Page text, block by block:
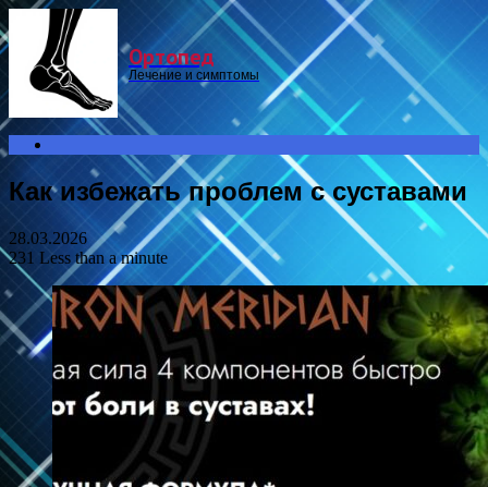
Ортопед
Лечение и симптомы
Как избежать проблем с суставами
28.03.2026
231 Less than a minute